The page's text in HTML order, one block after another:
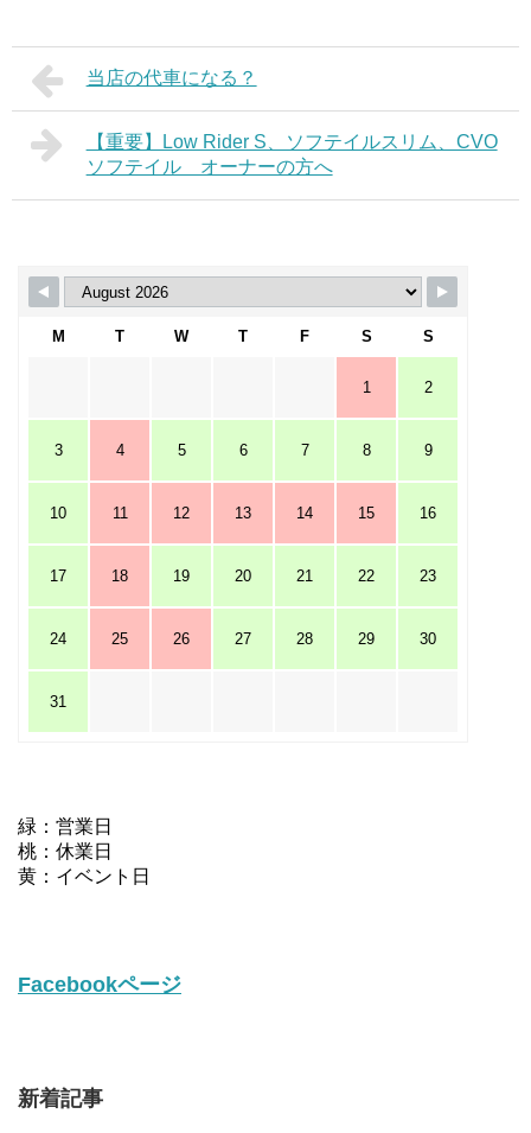
当店の代車になる？
【重要】Low Rider S、ソフテイルスリム、CVO
ソフテイル オーナーの方へ
M T W T F S S
1 2
3 4 5 6 7 8 9
10 11 12 13 14 15 16
17 18 19 20 21 22 23
24 25 26 27 28 29 30
31
緑：営業日
桃：休業日
黄：イベント日
Facebookページ
新着記事